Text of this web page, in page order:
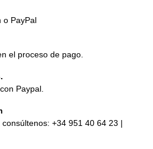
o PayPal
el proceso de pago.
Paypal.
+34 951 40 64 23 |
Eje pedalier para bici BH
Sistema de freno completo
compatible para bici...